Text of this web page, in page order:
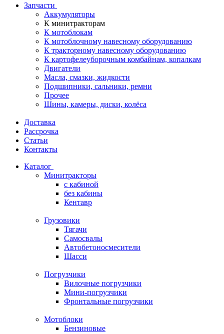
Запчасти
Аккумуляторы
К минитракторам
К мотоблокам
К мотоблочному навесному оборудованию
К тракторному навесному оборудованию
К картофелеуборочным комбайнам, копалкам
Двигатели
Масла, смазки, жидкости
Подшипники, сальники, ремни
Прочее
Шины, камеры, диски, колёса
Доставка
Рассрочка
Статьи
Контакты
Каталог
Минитракторы
c кабиной
без кабины
Кентавр
Грузовики
Тягачи
Самосвалы
Автобетоносмесители
Шасси
Погрузчики
Вилочные погрузчики
Мини-погрузчики
Фронтальные погрузчики
Мотоблоки
Бензиновые